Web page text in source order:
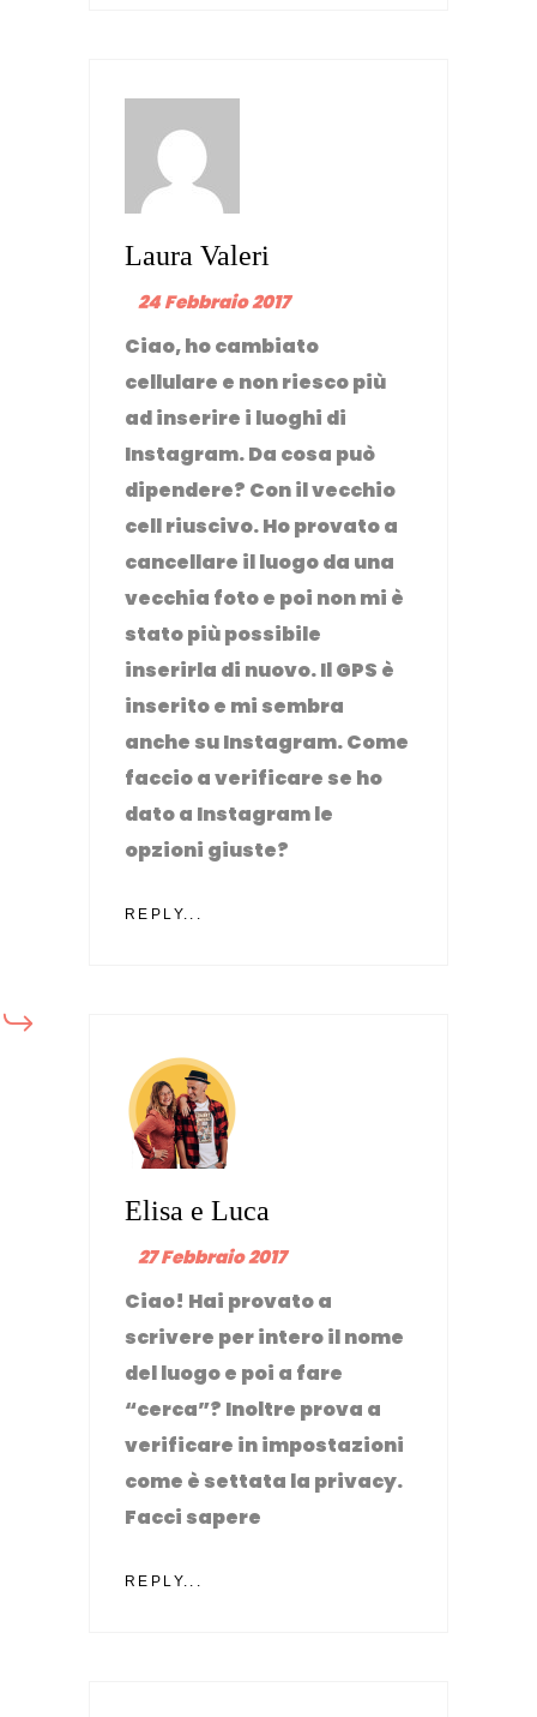
Laura Valeri
24 Febbraio 2017
Ciao, ho cambiato
cellulare e non riesco più
ad inserire i luoghi di
Instagram. Da cosa può
dipendere? Con il vecchio
cell riuscivo. Ho provato a
cancellare il luogo da una
vecchia foto e poi non mi è
stato più possibile
inserirla di nuovo. Il GPS è
inserito e mi sembra
anche su Instagram. Come
faccio a verificare se ho
dato a Instagram le
opzioni giuste?
REPLY...
Elisa e Luca
27 Febbraio 2017
Ciao! Hai provato a
scrivere per intero il nome
del luogo e poi a fare
“cerca”? Inoltre prova a
verificare in impostazioni
come è settata la privacy.
Facci sapere
REPLY...